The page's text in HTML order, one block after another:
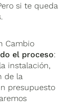
si te queda
Cambio
el proceso:
instalación,
de la
presupuesto